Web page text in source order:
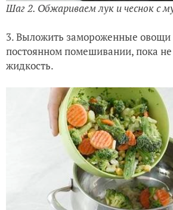
Шаг 2. Обжариваем лук и чеснок с
3. Выложить замороженные
постоянном помешивании, пока
жидкость.